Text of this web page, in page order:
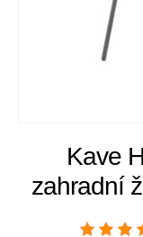
Kave
zahradní